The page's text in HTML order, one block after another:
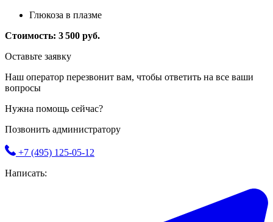
Глюкоза в плазме
Стоимость: 3 500 руб.
Оставьте заявку
Наш оператор перезвонит вам, чтобы ответить на все ваши
вопросы
Нужна помощь сейчас?
Позвонить администратору
+7 (495) 125-05-12
Написать: